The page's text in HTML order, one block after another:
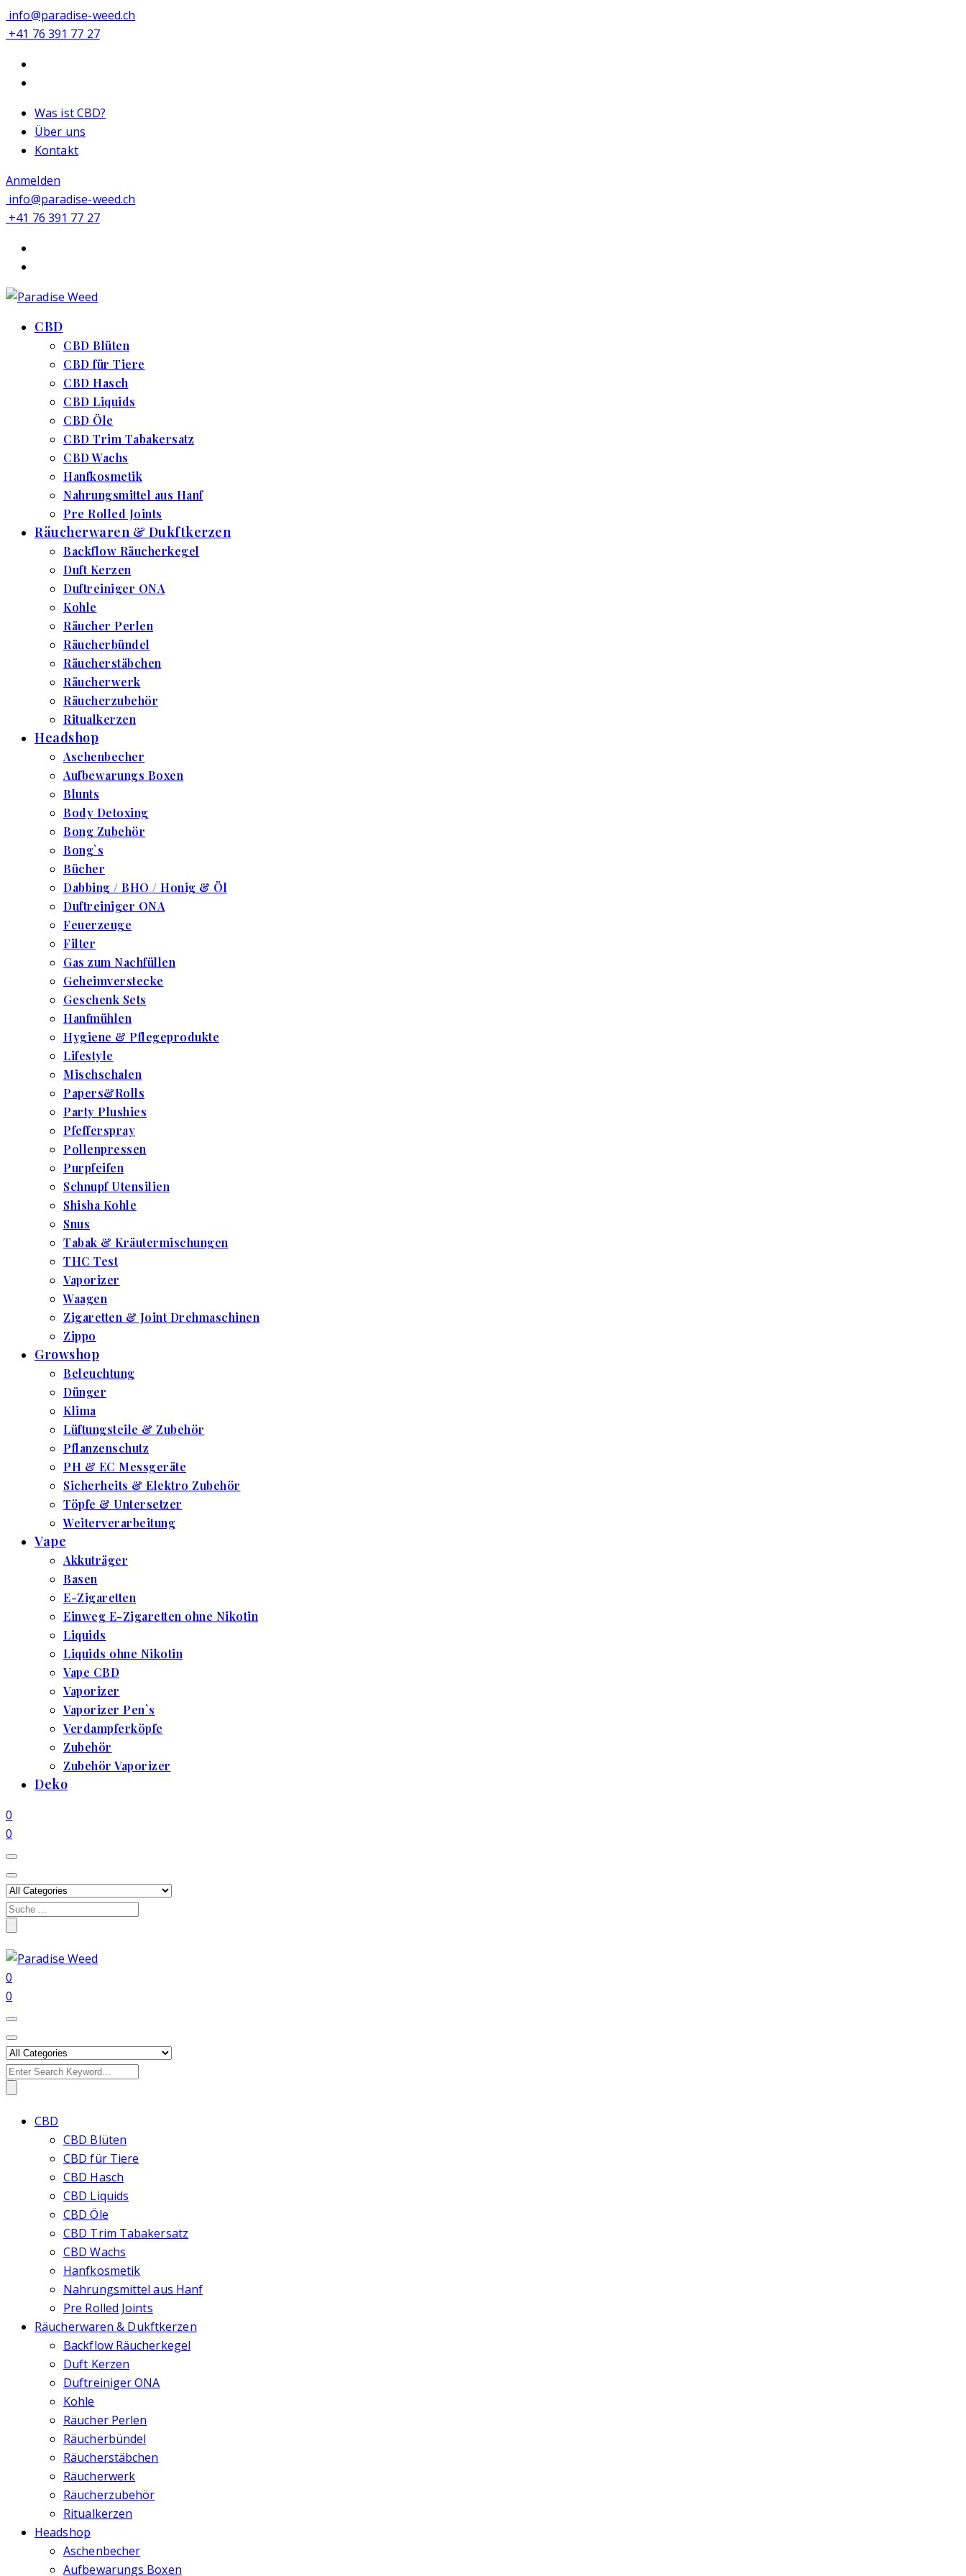
info@paradise-weed.ch
+41 76 391 77 27
Was ist CBD?
Über uns
Kontakt
Anmelden
info@paradise-weed.ch
+41 76 391 77 27
CBD
CBD Blüten
CBD für Tiere
CBD Hasch
CBD Liquids
CBD Öle
CBD Trim Tabakersatz
CBD Wachs
Hanfkosmetik
Nahrungsmittel aus Hanf
Pre Rolled Joints
Räucherwaren & Dukftkerzen
Backflow Räucherkegel
Duft Kerzen
Duftreiniger ONA
Kohle
Räucher Perlen
Räucherbündel
Räucherstäbchen
Räucherwerk
Räucherzubehör
Ritualkerzen
Headshop
Aschenbecher
Aufbewarungs Boxen
Blunts
Body Detoxing
Bong Zubehör
Bong`s
Bücher
Dabbing / BHO / Honig & Öl
Duftreiniger ONA
Feuerzeuge
Filter
Gas zum Nachfüllen
Geheimverstecke
Geschenk Sets
Hanfmühlen
Hygiene & Pflegeprodukte
Lifestyle
Mischschalen
Papers&Rolls
Party Plushies
Pfefferspray
Pollenpressen
Purpfeifen
Schnupf Utensilien
Shisha Kohle
Snus
Tabak & Kräutermischungen
THC Test
Vaporizer
Waagen
Zigaretten & Joint Drehmaschinen
Zippo
Growshop
Beleuchtung
Dünger
Klima
Lüftungsteile & Zubehör
Pflanzenschutz
PH & EC Messgeräte
Sicherheits & Elektro Zubehör
Töpfe & Untersetzer
Weiterverarbeitung
Vape
Akkuträger
Basen
E-Zigaretten
Einweg E-Zigaretten ohne Nikotin
Liquids
Liquids ohne Nikotin
Vape CBD
Vaporizer
Vaporizer Pen`s
Verdampferköpfe
Zubehör
Zubehör Vaporizer
Deko
0
0
Search
0
0
Search
CBD
CBD Blüten
CBD für Tiere
CBD Hasch
CBD Liquids
CBD Öle
CBD Trim Tabakersatz
CBD Wachs
Hanfkosmetik
Nahrungsmittel aus Hanf
Pre Rolled Joints
Räucherwaren & Dukftkerzen
Backflow Räucherkegel
Duft Kerzen
Duftreiniger ONA
Kohle
Räucher Perlen
Räucherbündel
Räucherstäbchen
Räucherwerk
Räucherzubehör
Ritualkerzen
Headshop
Aschenbecher
Aufbewarungs Boxen